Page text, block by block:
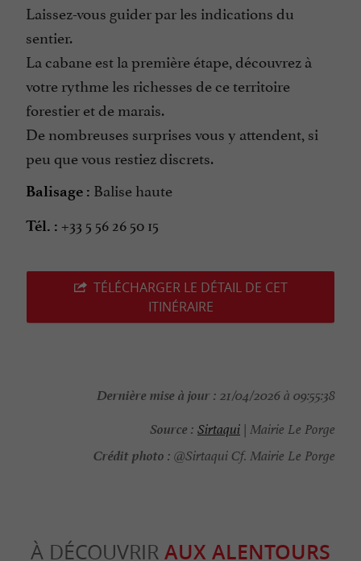
Laissez-vous guider par les indications du
sentier.
La cabane est la première étape, découvrez à
votre rythme les richesses de ce territoire
forestier et de marais.
De nombreuses surprises vous y attendent, si
peu que vous restiez discrets.
Balisage : Balise haute
Tél. : +33 5 56 26 50 15
TÉLÉCHARGER LE DÉTAIL DE CET
ITINÉRAIRE
Dernière mise à jour : 21/04/2026 à 09:55:38
Source : Sirtaqui | Mairie Le Porge
Crédit photo : @Sirtaqui Cf. Mairie Le Porge
À DÉCOUVRIR AUX ALENTOURS